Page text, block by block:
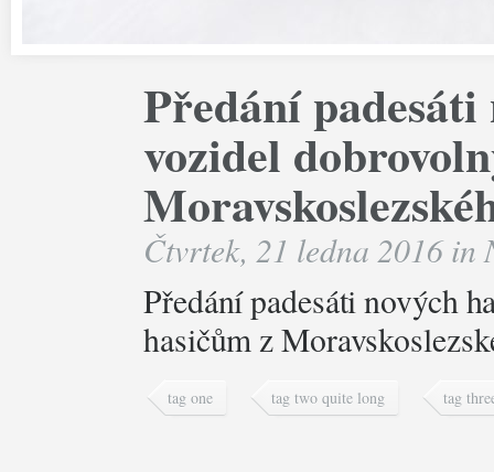
Předání padesáti
vozidel
Čtvrtek, 21 ledna 2016 in
Předání padesáti nových
hasičům z
tag one tag two quite long tag